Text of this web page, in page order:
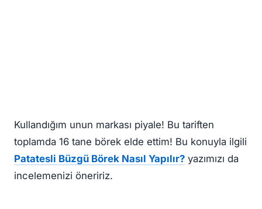
Kullandığım unun markası piyale! Bu tariften
toplamda 16 tane börek elde ettim! Bu konuyla ilgili
Patatesli Büzgü Börek Nasıl Yapılır? yazımızı da
incelemenizi öneririz.